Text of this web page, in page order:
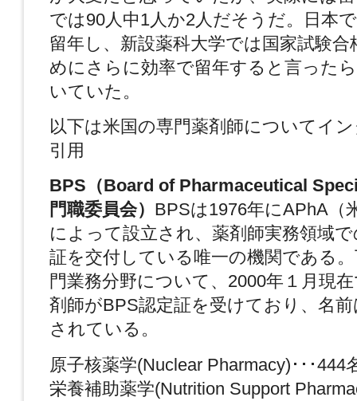
では90人中1人か2人だそうだ。日本
留年し、新設薬科大学では国家試験
めにさらに効率で留年すると言った
いていた。
以下は米国の専門薬剤師についてイ
引用
BPS （Board of Pharmaceutical
門職委員会） BPSは1976年にAPhA（
によって設立され、薬剤師実務領域
証を交付している唯一の機関である
門業務分野について、2000年１月現
剤師がBPS認定証を受けており、名
されている。
原子核薬学(Nuclear Pharmacy)･･･444
栄養補助薬学(Nutrition Support